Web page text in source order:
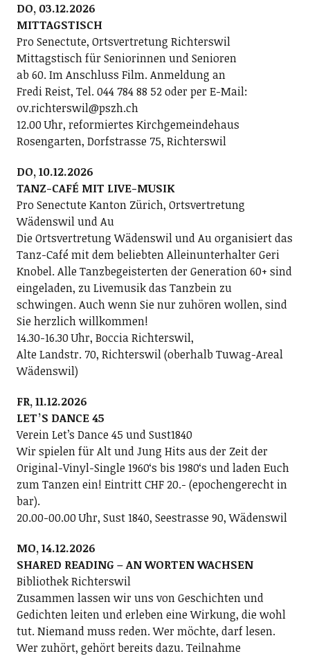
DO, 03.12.2026
MITTAGSTISCH
Pro Senectute, Ortsvertretung Richterswil
Mittagstisch für Seniorinnen und Senioren
ab 60. Im Anschluss Film. Anmeldung an
Fredi Reist, Tel. 044 784 88 52 oder per E-Mail:
ov.richterswil@pszh.ch
12.00 Uhr, reformiertes Kirchgemeindehaus
Rosengarten, Dorfstrasse 75, Richterswil
DO, 10.12.2026
TANZ-CAFÉ MIT LIVE-MUSIK
Pro Senectute Kanton Zürich, Ortsvertretung
Wädenswil und Au
Die Ortsvertretung Wädenswil und Au organisiert das
Tanz-Café mit dem beliebten Alleinunterhalter Geri
Knobel. Alle Tanzbegeisterten der Generation 60+ sind
eingeladen, zu Livemusik das Tanzbein zu
schwingen. Auch wenn Sie nur zuhören wollen, sind
Sie herzlich willkommen!
14.30-16.30 Uhr, Boccia Richterswil,
Alte Landstr. 70, Richterswil (oberhalb Tuwag-Areal
Wädenswil)
FR, 11.12.2026
LETʼS DANCE 45
Verein Letʼs Dance 45 und Sust1840
Wir spielen für Alt und Jung Hits aus der Zeit der
Original-Vinyl-Single 1960ʻs bis 1980ʻs und laden Euch
zum Tanzen ein! Eintritt CHF 20.- (epochengerecht in
bar).
20.00-00.00 Uhr, Sust 1840, Seestrasse 90, Wädenswil
MO, 14.12.2026
SHARED READING – AN WORTEN WACHSEN
Bibliothek Richterswil
Zusammen lassen wir uns von Geschichten und
Gedichten leiten und erleben eine Wirkung, die wohl
tut. Niemand muss reden. Wer möchte, darf lesen.
Wer zuhört, gehört bereits dazu. Teilnahme